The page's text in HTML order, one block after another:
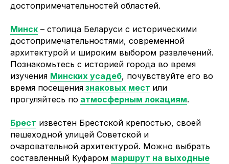
достопримечательностей областей.
Минск – столица Беларуси с историческими
достопримечательностями, современной
архитектурой и широким выбором развлечений.
Познакомьтесь с историей города во время
изучения Минских усадеб, почувствуйте его во
время посещения знаковых мест или
прогуляйтесь по атмосферным локациям.
Брест известен Брестской крепостью, своей
пешеходной улицей Советской и
очаровательной архитектурой. Можно выбрать
составленный Куфаром маршрут на выходные